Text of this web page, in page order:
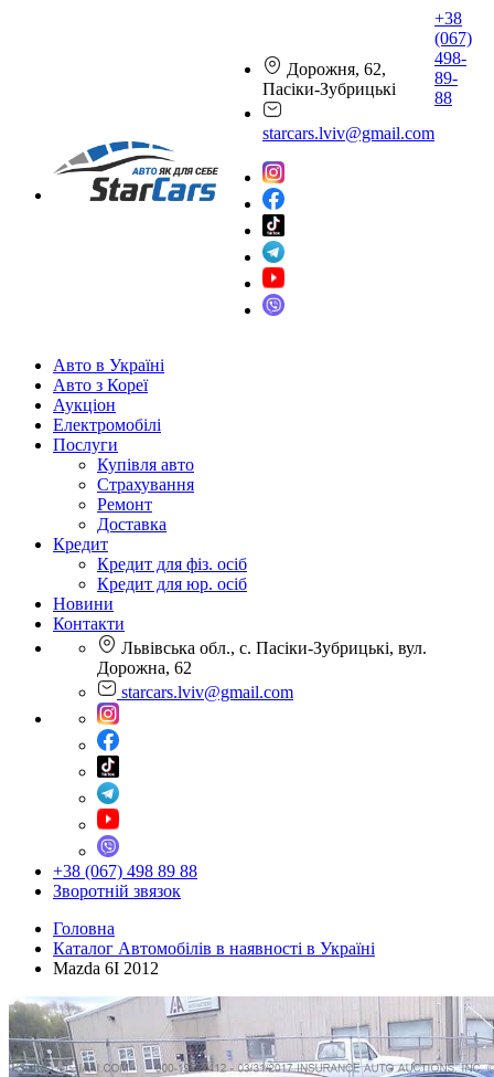
Дорожня, 62,
Пасіки-Зубрицькі
starcars.lviv@gmail.com
+38
(067)
498-
89-
88
Авто в Україні
Авто з Кореї
Аукціон
Електромобілі
Послуги
Купівля авто
Страхування
Ремонт
Доставка
Кредит
Кредит для фіз. осіб
Кредит для юр. осіб
Новини
Контакти
Львівська обл., с. Пасіки-Зубрицькі, вул.
Дорожна, 62
starcars.lviv@gmail.com
+38 (067) 498 89 88
Зворотній звязок
Головна
Каталог Автомобілів в наявності в Україні
Mazda 6I 2012